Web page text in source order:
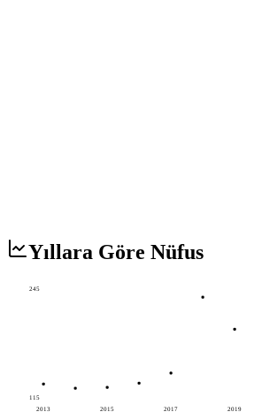
Yıllara Göre Nüfus
2013 2015 2017 2019
245
115